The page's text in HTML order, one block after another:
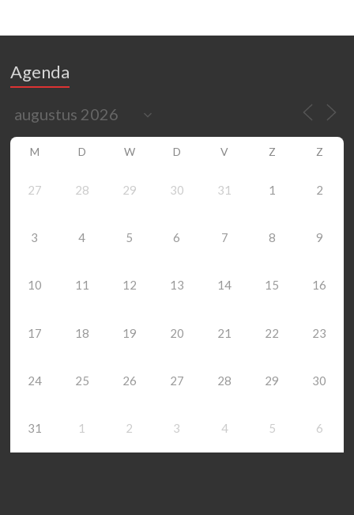
Agenda
M D W D V Z Z
27 28 29 30 31 1 2
3 4 5 6 7 8 9
10 11 12 13 14 15 16
17 18 19 20 21 22 23
24 25 26 27 28 29 30
31 1 2 3 4 5 6